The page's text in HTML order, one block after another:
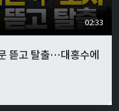
02:33
뜯고 탈출…대홍수에